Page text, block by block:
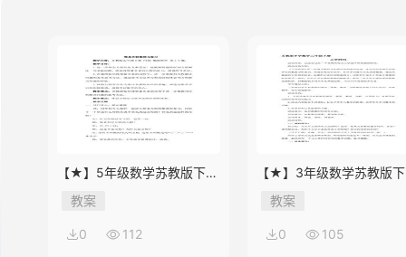
【★】5年级数学苏教版下册
教案第8单元《单元复习》
教案
0 112
【★】3年级数学苏教版
教案第9单元后《上学时
教案
0 105